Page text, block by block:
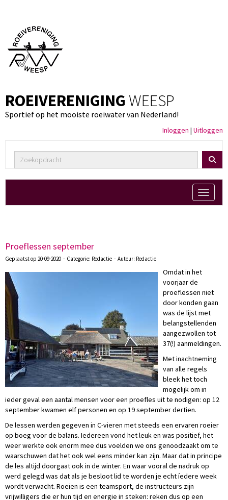
ROEIVERENIGING WEESP
Sportief op het mooiste roeiwater van Nederland!
Inloggen | Uitloggen
Toggle
Proeflessen september
Geplaatst op 20-09-2020 - Categorie: Redactie - Auteur: Redactie
Omdat in het
voorjaar de
proeflessen niet
door konden gaan
was de lijst met
belangstellenden
aangezwollen tot
37(!) aanmeldingen.
Met inachtneming
van alle regels
bleek het toch
mogelijk om in
ieder geval een aantal mensen voor een proefles uit te nodigen: op 12
september kwamen elf personen en op 19 september dertien.
De lessen werden gegeven in C-vieren met steeds een ervaren roeier
op boeg voor de balans. Iedereen vond het leuk en was positief, het
weer werkte ook enorm mee dus voelden we ons genoodzaakt om te
waarschuwen dat het ook wel eens minder kan zijn. Maar dat in principe
de les altijd doorgaat ook in de winter. En waar vooral de nadruk op
werd gelegd was dat als je besloot lid te worden je echt íedere week
wordt verwacht. Roeien is een teamsport, de instructeurs zijn
vrijwilligers die er hun tijd en energie in steken: reken dus op een